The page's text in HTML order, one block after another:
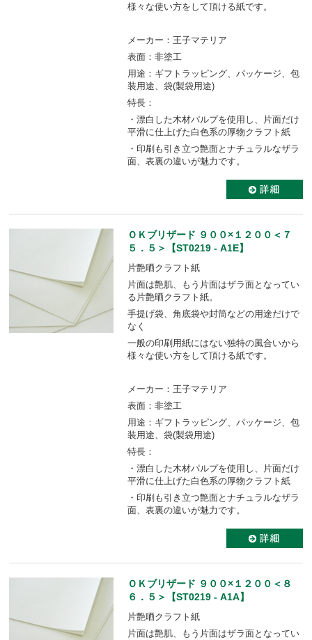
様々な使い方をして頂ける紙です。
メーカー：王子マテリア
表面：非塗工
用途：ギフトラッピング、パッケージ、包
装用途、袋(製袋用途)
特長：
・漂白した木材パルプを使用し、片面だけ
平滑に仕上げた白色系の厚物クラフト紙
・印刷も引き立つ艶面とナチュラルなザラ
面、表裏の違いが魅力です。
ＯＫブリザード ９００×１２００＜７
５．５＞【ST0219 - A1E】
片艶晒クラフト紙
片面は艶肌、もう片面はザラ面となってい
る片艶晒クラフト紙。
手提げ袋、角底袋や封筒などの用途だけで
なく
一般の印刷用紙にはない独特の風合いから
様々な使い方をして頂ける紙です。
メーカー：王子マテリア
表面：非塗工
用途：ギフトラッピング、パッケージ、包
装用途、袋(製袋用途)
特長：
・漂白した木材パルプを使用し、片面だけ
平滑に仕上げた白色系の厚物クラフト紙
・印刷も引き立つ艶面とナチュラルなザラ
面、表裏の違いが魅力です。
ＯＫブリザード ９００×１２００＜８
６．５＞【ST0219 - A1A】
片艶晒クラフト紙
片面は艶肌、もう片面はザラ面となってい